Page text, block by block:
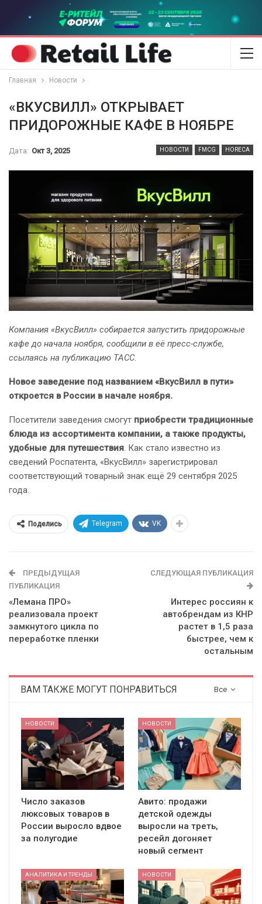
Главная Новости
«ВКУСВИЛЛ» ОТКРЫВАЕТ
ПРИДОРОЖНЫЕ КАФЕ В НОЯБРЕ
НОВОСТИ FMCG HORECA
Дата: Окт 3, 2025
Компания «ВкусВилл» собирается запустить придорожные
кафе до начала ноября, сообщили в её пресс-службе,
ссылаясь на публикацию ТАСС.
Новое заведение под названием «ВкусВилл в пути»
откроется в России в начале ноября.
Посетители заведения смогут приобрести традиционные
блюда из ассортимента компании, а также продукты,
удобные для путешествия. Как стало известно из
сведений Роспатента, «ВкусВилл» зарегистрировал
соответствующий товарный знак ещё 29 сентября 2025
года.
Поделись Telegram VK
ПРЕДЫДУЩАЯ
ПУБЛИКАЦИЯ
«Лемана ПРО»
реализовала проект
замкнутого цикла по
переработке пленки
СЛЕДУЮЩАЯ ПУБЛИКАЦИЯ
Интерес россиян к
автобрендам из КНР
растет в 1,5 раза
быстрее, чем к
остальным
Все
ВАМ ТАКЖЕ МОГУТ ПОНРАВИТЬСЯ
НОВОСТИ
Число заказов
люксовых товаров в
России выросло вдвое
за полугодие
НОВОСТИ
Авито: продажи
детской одежды
выросли на треть,
ресейл догоняет
новый сегмент
АНАЛИТИКА И ТРЕНДЫ НОВОСТИ